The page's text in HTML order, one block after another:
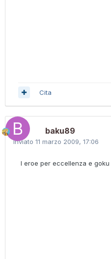
Cita
baku89
Inviato 11 marzo 2009, 17:06
l eroe per eccellenza e goku